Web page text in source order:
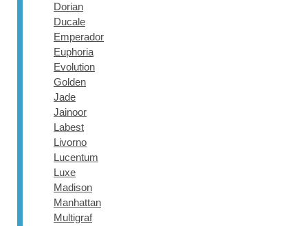
Dorian
Ducale
Emperador
Euphoria
Evolution
Golden
Jade
Jainoor
Labest
Livorno
Lucentum
Luxe
Madison
Manhattan
Multigraf